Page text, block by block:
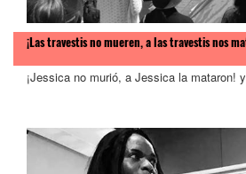
¡Las travestis no mueren, a las travestis nos
¡Jessica no murió, a Jessica la mataron!